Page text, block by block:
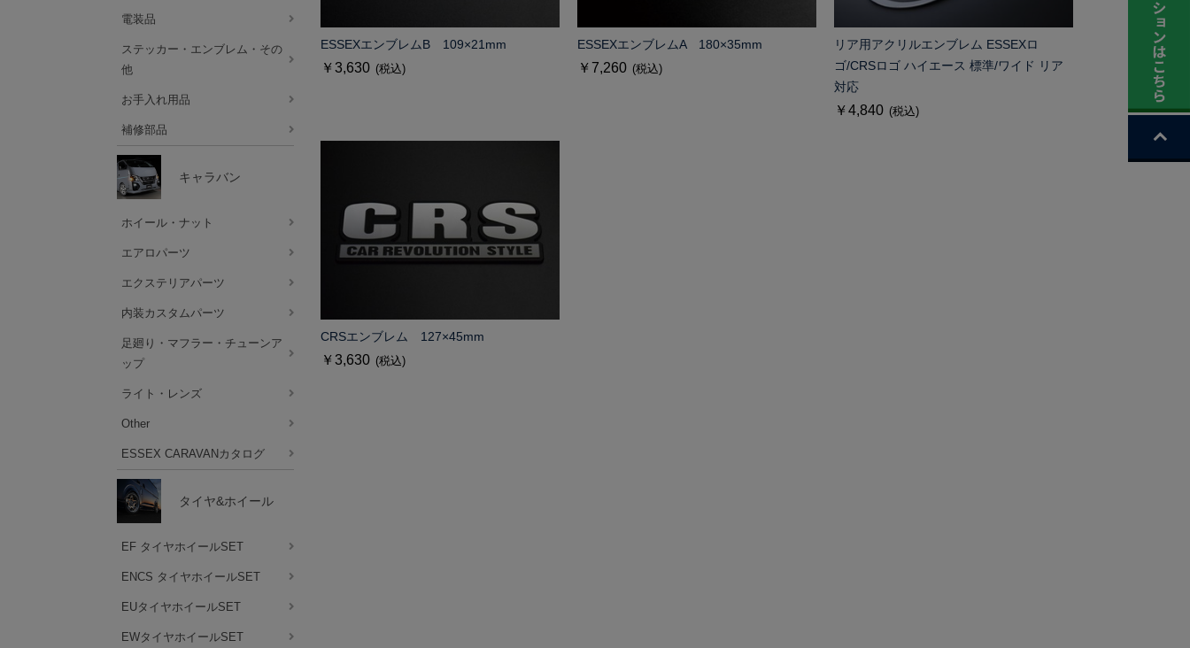
ESSEXエンブレムB 109×21mm
￥3,630 (税込)
ESSEXエンブレムA 180×35mm
￥7,260 (税込)
リア用アクリルエンブレム ESSEXロ
ゴ/CRSロゴ ハイエース 標準/ワイド リア
対応
￥4,840 (税込)
CRSエンブレム 127×45mm
￥3,630 (税込)
電装品
ステッカー・エンブレム・その
他
お手入れ用品
補修部品
キャラバン
ホイール・ナット
エアロパーツ
エクステリアパーツ
内装カスタムパーツ
足廻り・マフラー・チューンア
ップ
ライト・レンズ
Other
ESSEX CARAVANカタログ
タイヤ&ホイール
EF タイヤホイールSET
ENCS タイヤホイールSET
EUタイヤホイールSET
EWタイヤホイールSET